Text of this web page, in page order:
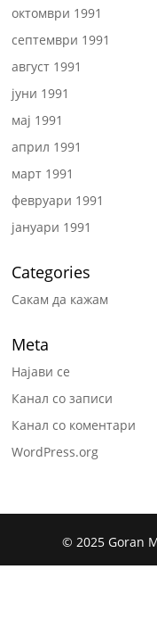
октомври 1991
септември 1991
август 1991
јуни 1991
мај 1991
април 1991
март 1991
февруари 1991
јануари 1991
Categories
Сакам да кажам
Meta
Најави се
Канал со записи
Канал со коментари
WordPress.org
© 2025 Goran